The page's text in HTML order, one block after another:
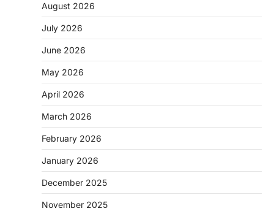
August 2026
July 2026
June 2026
May 2026
April 2026
March 2026
February 2026
January 2026
December 2025
November 2025